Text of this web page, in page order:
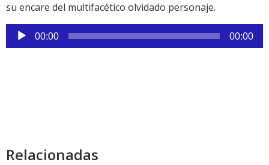
su encare del multifacético olvidado personaje.
Reproductor
de
00:00 00:00
Relacionadas